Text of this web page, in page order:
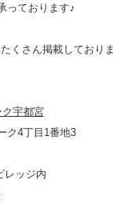
っております♪
くさん掲載しておりま
宇都宮
ク4丁目1番地3
レッジ内